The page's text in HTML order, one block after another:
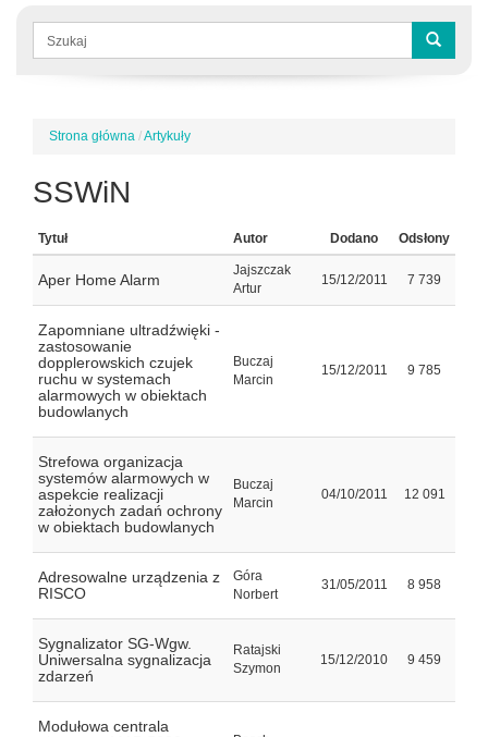
Formularz
wyszukiwania
Jesteś
Strona główna /Artykuły
SSWiN
Tytuł Autor Dodano Odsłony
Aper Home Alarm
Jajszczak
Artur
15/12/2011 7 739
Zapomniane ultradźwięki -
zastosowanie
dopplerowskich czujek
ruchu w systemach
alarmowych w obiektach
budowlanych
Buczaj
Marcin
15/12/2011 9 785
Strefowa organizacja
systemów alarmowych w
aspekcie realizacji
założonych zadań ochrony
w obiektach budowlanych
Buczaj
Marcin
04/10/2011 12 091
Adresowalne urządzenia z
RISCO
Góra
Norbert
31/05/2011 8 958
Sygnalizator SG-Wgw.
Uniwersalna sygnalizacja
zdarzeń
Ratajski
Szymon
15/12/2010 9 459
Modułowa centrala